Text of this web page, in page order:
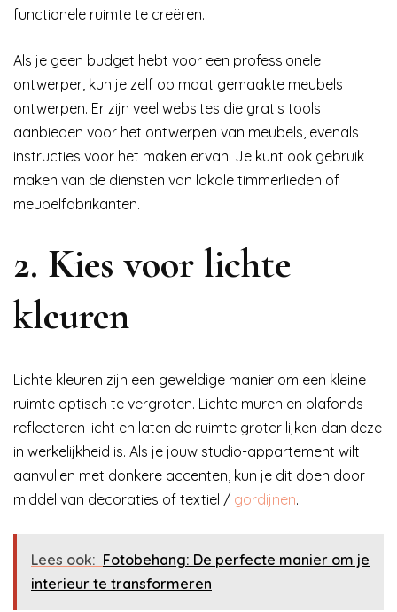
functionele ruimte te creëren.
Als je geen budget hebt voor een professionele
ontwerper, kun je zelf op maat gemaakte meubels
ontwerpen. Er zijn veel websites die gratis tools
aanbieden voor het ontwerpen van meubels, evenals
instructies voor het maken ervan. Je kunt ook gebruik
maken van de diensten van lokale timmerlieden of
meubelfabrikanten.
2. Kies voor lichte
kleuren
Lichte kleuren zijn een geweldige manier om een kleine
ruimte optisch te vergroten. Lichte muren en plafonds
reflecteren licht en laten de ruimte groter lijken dan deze
in werkelijkheid is. Als je jouw studio-appartement wilt
aanvullen met donkere accenten, kun je dit doen door
middel van decoraties of textiel / gordijnen.
Lees ook: Fotobehang: De perfecte manier om je
interieur te transformeren